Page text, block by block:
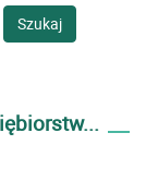
Szukaj